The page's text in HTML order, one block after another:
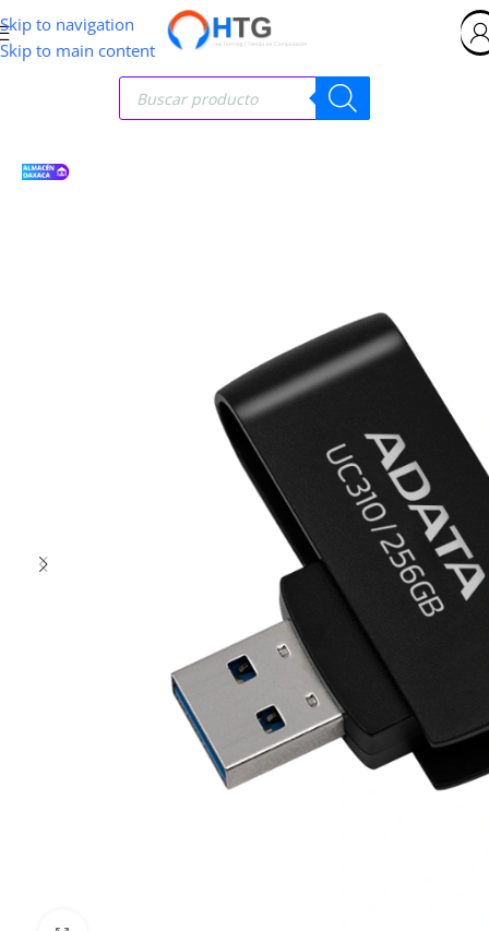
Skip to navigation
Skip to main content